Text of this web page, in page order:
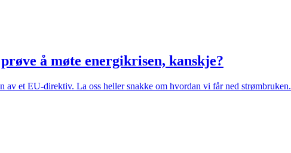
å møte energikrisen, kanskje?
et EU-direktiv. La oss heller snakke om hvordan vi får ned strømbruken.